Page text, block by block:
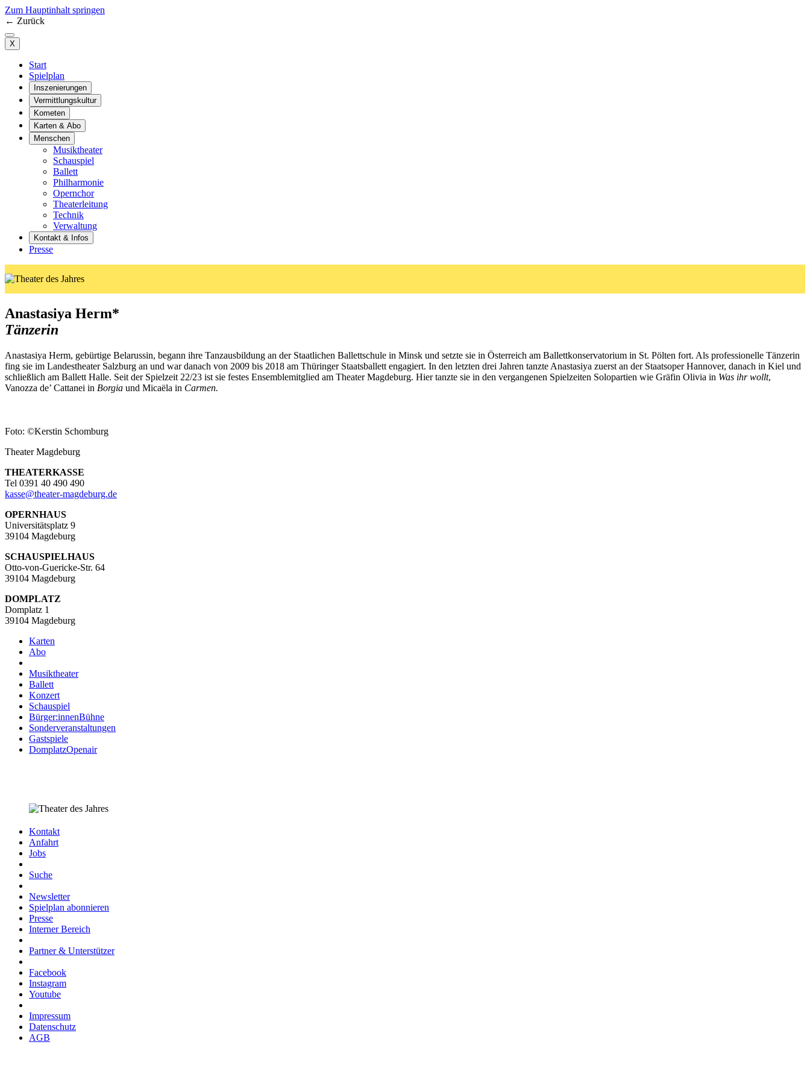
Zum Hauptinhalt springen
← Zurück
X
Start
Spielplan
Inszenierungen
Vermittlungskultur
Kometen
Karten & Abo
Menschen
Musiktheater
Schauspiel
Ballett
Philharmonie
Opernchor
Theaterleitung
Technik
Verwaltung
Kontakt & Infos
Presse
Anastasiya Herm*
Tänzerin
Anastasiya Herm, gebürtige Belarussin, begann ihre Tanzausbildung an der Staatlichen Ballettschule in Minsk und setzte sie in Österreich am Ballettkonservatorium in St. Pölten fort. Als professionelle Tänzerin
fing sie im Landestheater Salzburg an und war danach von 2009 bis 2018 am Thüringer Staatsballett engagiert. In den letzten drei Jahren tanzte Anastasiya zuerst an der Staatsoper Hannover, danach in Kiel und
schließlich am Ballett Halle. Seit der Spielzeit 22/23 ist sie festes Ensemblemitglied am Theater Magdeburg. Hier tanzte sie in den vergangenen Spielzeiten Solopartien wie Gräfin Olivia in Was ihr wollt,
Vanozza de’ Cattanei in Borgia und Micaëla in Carmen.
Foto: ©Kerstin Schomburg
Theater Magdeburg
THEATERKASSE
Tel 0391 40 490 490
kasse@theater-magdeburg.de
OPERNHAUS
Universitätsplatz 9
39104 Magdeburg
SCHAUSPIELHAUS
Otto-von-Guericke-Str. 64
39104 Magdeburg
DOMPLATZ
Domplatz 1
39104 Magdeburg
Karten
Abo
Musiktheater
Ballett
Konzert
Schauspiel
Bürger:innenBühne
Sonderveranstaltungen
Gastspiele
DomplatzOpenair
Kontakt
Anfahrt
Jobs
Suche
Newsletter
Spielplan abonnieren
Presse
Interner Bereich
Partner & Unterstützer
Facebook
Instagram
Youtube
Impressum
Datenschutz
AGB